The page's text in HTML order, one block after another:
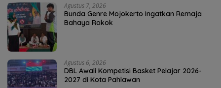
Agustus 7, 2026
Bunda Genre Mojokerto Ingatkan Remaja
Bahaya Rokok
Agustus 6, 2026
DBL Awali Kompetisi Basket Pelajar 2026-
2027 di Kota Pahlawan